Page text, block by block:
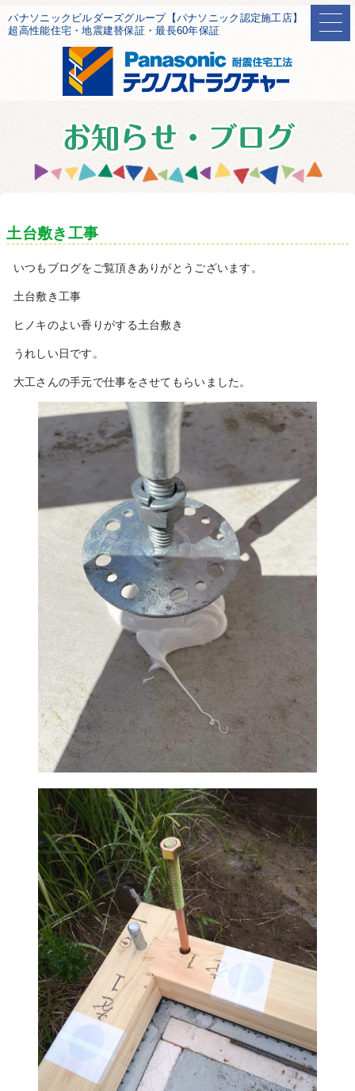
パナソニックビルダーズグループ【パナソニック認定施工店】
超高性能住宅・地震建替保証・最長60年保証
土台敷き工事
いつもブログをご覧頂きありがとうございます。
土台敷き工事
ヒノキのよい香りがする土台敷き
うれしい日です。
大工さんの手元で仕事をさせてもらいました。